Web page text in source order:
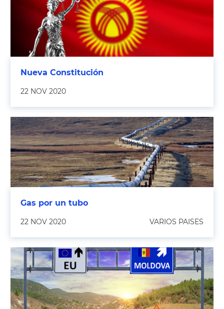
Nueva Constitución
22 NOV 2020
Gas por un tubo
22 NOV 2020 VARIOS PAISES